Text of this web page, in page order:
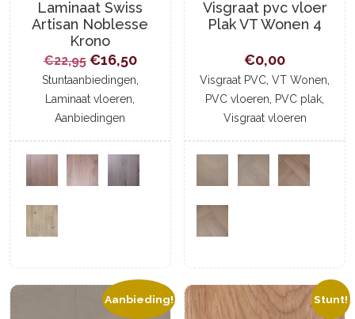
Laminaat Swiss
Artisan Noblesse
Krono
€22,95 Oorspronkelijke
prijs
was:
€22,95.
€16,50Huidige
prijs
€16,50.
Stuntaanbiedingen,
Laminaat vloeren,
Aanbiedingen
Visgraat pvc vloer
Plak VT Wonen 4
€0,00
Visgraat PVC,VT Wonen,
PVC vloeren, PVC plak,
Visgraat vloeren
Aanbieding! Stunt!